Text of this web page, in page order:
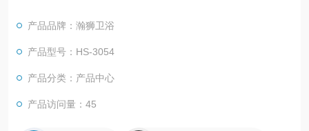
产品品牌：瀚狮卫浴
产品型号：HS-3054
产品分类：产品中心
产品访问量：45